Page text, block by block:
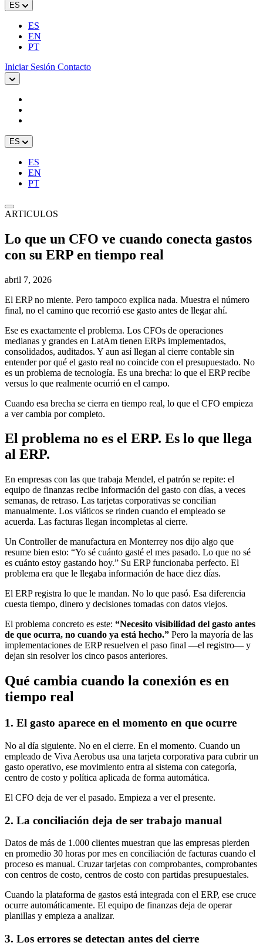
ES
ES
EN
PT
Iniciar Sesión Contacto
ES
ES
EN
PT
ARTICULOS
Lo que un CFO ve cuando conecta gastos
con su ERP en tiempo real
abril 7, 2026
El ERP no miente. Pero tampoco explica nada. Muestra el número
final, no el camino que recorrió ese gasto antes de llegar ahí.
Ese es exactamente el problema. Los CFOs de operaciones
medianas y grandes en LatAm tienen ERPs implementados,
consolidados, auditados. Y aun así llegan al cierre contable sin
entender por qué el gasto real no coincide con el presupuestado. No
es un problema de tecnología. Es una brecha: lo que el ERP recibe
versus lo que realmente ocurrió en el campo.
Cuando esa brecha se cierra en tiempo real, lo que el CFO empieza
a ver cambia por completo.
El problema no es el ERP. Es lo que llega
al ERP.
En empresas con las que trabaja Mendel, el patrón se repite: el
equipo de finanzas recibe información del gasto con días, a veces
semanas, de retraso. Las tarjetas corporativas se concilian
manualmente. Los viáticos se rinden cuando el empleado se
acuerda. Las facturas llegan incompletas al cierre.
Un Controller de manufactura en Monterrey nos dijo algo que
resume bien esto: “Yo sé cuánto gasté el mes pasado. Lo que no sé
es cuánto estoy gastando hoy.” Su ERP funcionaba perfecto. El
problema era que le llegaba información de hace diez días.
El ERP registra lo que le mandan. No lo que pasó. Esa diferencia
cuesta tiempo, dinero y decisiones tomadas con datos viejos.
El problema concreto es este: “Necesito visibilidad del gasto antes
de que ocurra, no cuando ya está hecho.” Pero la mayoría de las
implementaciones de ERP resuelven el paso final —el registro— y
dejan sin resolver los cinco pasos anteriores.
Qué cambia cuando la conexión es en
tiempo real
1. El gasto aparece en el momento en que ocurre
No al día siguiente. No en el cierre. En el momento. Cuando un
empleado de Viva Aerobus usa una tarjeta corporativa para cubrir un
gasto operativo, ese movimiento entra al sistema con categoría,
centro de costo y política aplicada de forma automática.
El CFO deja de ver el pasado. Empieza a ver el presente.
2. La conciliación deja de ser trabajo manual
Datos de más de 1.000 clientes muestran que las empresas pierden
en promedio 30 horas por mes en conciliación de facturas cuando el
proceso es manual. Cruzar tarjetas con comprobantes, comprobantes
con centros de costo, centros de costo con partidas presupuestales.
Cuando la plataforma de gastos está integrada con el ERP, ese cruce
ocurre automáticamente. El equipo de finanzas deja de operar
planillas y empieza a analizar.
3. Los errores se detectan antes del cierre